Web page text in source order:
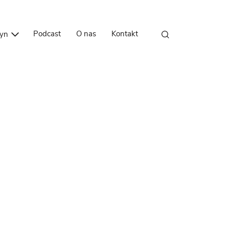
Podcast O nas Kontakt
Przejdź do treści